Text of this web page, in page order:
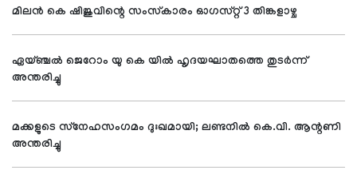
മിലന്‍ കെ ഷിജുവിന്റെ സംസ്‌കാരം ഓഗസ്റ്റ് 3 തിങ്കളാഴ്ച
ഏയ്ഞ്ചല്‍ ജെറോം യു കെ യില്‍ ഹൃദയഘാതത്തെ തുടര്‍ന്ന്
അന്തരിച്ചു
മക്കളുടെ സ്‌നേഹസംഗമം ദുഃഖമായി; ലണ്ടനില്‍ കെ.വി. ആന്റണി
അന്തരിച്ചു